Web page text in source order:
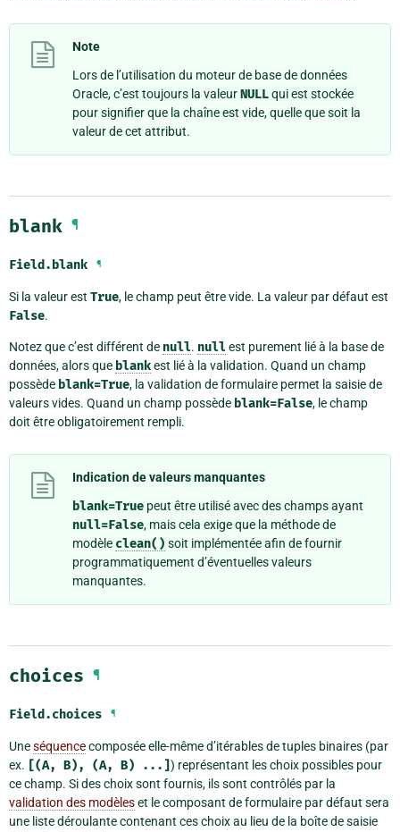
Note
Lors de l’utilisation du moteur de base de données
Oracle, c’est toujours la valeurNULLqui est stockée
pour signifier que la chaîne est vide, quelle que soit la
valeur de cet attribut.
blank ¶
Field.blank ¶
Si la valeur est True, le champ peut être vide. La valeur par défaut est
False.
Notez que c’est différent de null. nullest purement lié à la base de
données, alors que blankest lié à la validation. Quand un champ
possède blank=True, la validation de formulaire permet la saisie de
valeurs vides. Quand un champ possède blank=False, le champ
doit être obligatoirement rempli.
Indication de valeurs manquantes
blank=True peut être utilisé avec des champs ayant
null=False, mais cela exige que la méthode de
modèle clean() soit implémentée afin de fournir
programmatiquement d’éventuelles valeurs
manquantes.
choices ¶
Field.choices ¶
Uneséquencecomposée elle-même d’itérables de tuples binaires (par
ex. [(A, B), (A, B) ...]) représentant les choix possibles pour
ce champ. Si des choix sont fournis, ils sont contrôlés par la
validation des modèleset le composant de formulaire par défaut sera
une liste déroulante contenant ces choix au lieu de la boîte de saisie